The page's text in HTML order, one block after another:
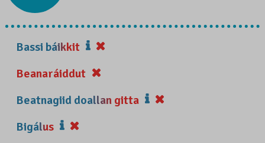
Bassi báikkit
Beanaráiddut
Beatnagiid doallan gitta
Bigálus